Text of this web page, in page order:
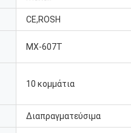
CE,ROSH
MX-607T
10 κομμάτια
Διαπραγματεύσιμα